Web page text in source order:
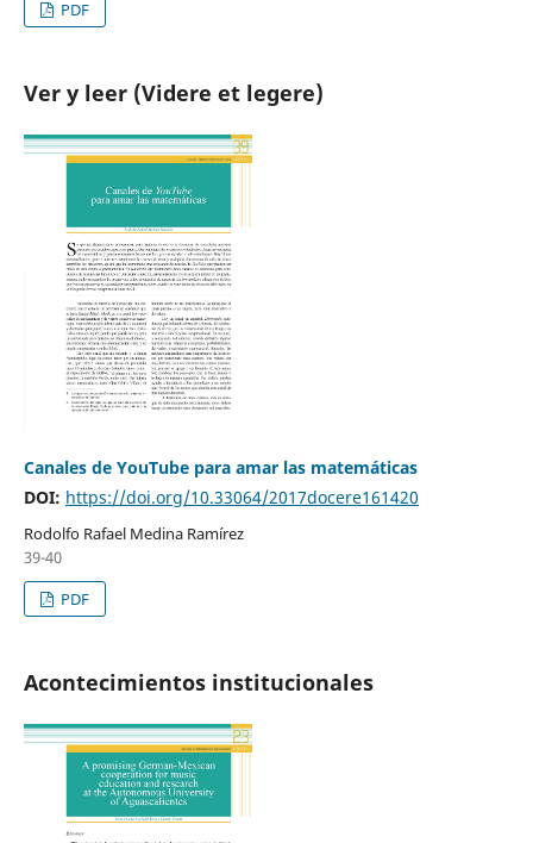
PDF
Ver y leer (Videre et legere)
Canales de YouTube para amar las matemáticas
DOI: https://doi.org/10.33064/2017docere161420
Rodolfo Rafael Medina Ramírez
39-40
PDF
Acontecimientos institucionales